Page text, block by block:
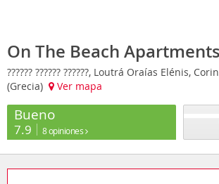
On The Beach Apartments
?????? ?????? ??????, Loutrá Oraías Elénis,
(Grecia)
Ver mapa
Bueno
7.9 8 opiniones